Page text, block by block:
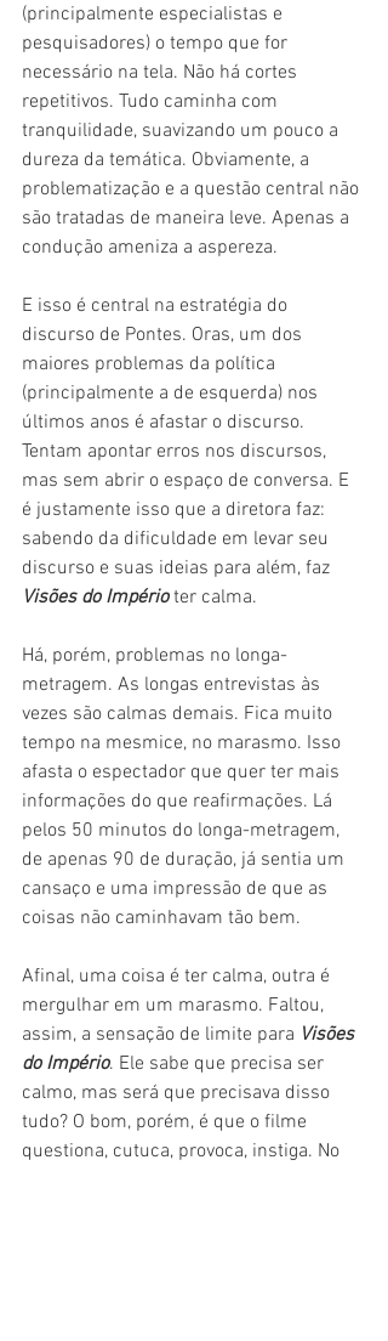
(principalmente especialistas e
pesquisadores) o tempo que for
necessário na tela. Não há cortes
repetitivos. Tudo caminha com
tranquilidade, suavizando um pouco a
dureza da temática. Obviamente, a
problematização e a questão central não
são tratadas de maneira leve. Apenas a
condução ameniza a aspereza.
E isso é central na estratégia do
discurso de Pontes. Oras, um dos
maiores problemas da política
(principalmente a de esquerda) nos
últimos anos é afastar o discurso.
Tentam apontar erros nos discursos,
mas sem abrir o espaço de conversa. E
é justamente isso que a diretora faz:
sabendo da dificuldade em levar seu
discurso e suas ideias para além, faz
Visões do Império ter calma.
Há, porém, problemas no longa-
metragem. As longas entrevistas às
vezes são calmas demais. Fica muito
tempo na mesmice, no marasmo. Isso
afasta o espectador que quer ter mais
informações do que reafirmações. Lá
pelos 50 minutos do longa-metragem,
de apenas 90 de duração, já sentia um
cansaço e uma impressão de que as
coisas não caminhavam tão bem.
Afinal, uma coisa é ter calma, outra é
mergulhar em um marasmo. Faltou,
assim, a sensação de limite para Visões
do Império. Ele sabe que precisa ser
calmo, mas será que precisava disso
tudo? O bom, porém, é que o filme
questiona, cutuca, provoca, instiga. No